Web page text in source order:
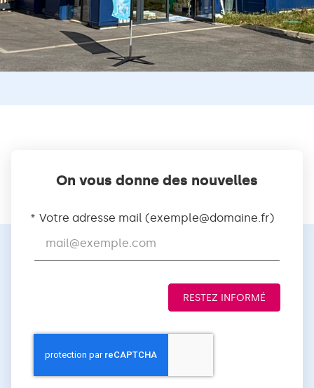
On vous donne des nouvelles
Votre adresse mail (exemple@domaine.fr)
RESTEZ INFORMÉ